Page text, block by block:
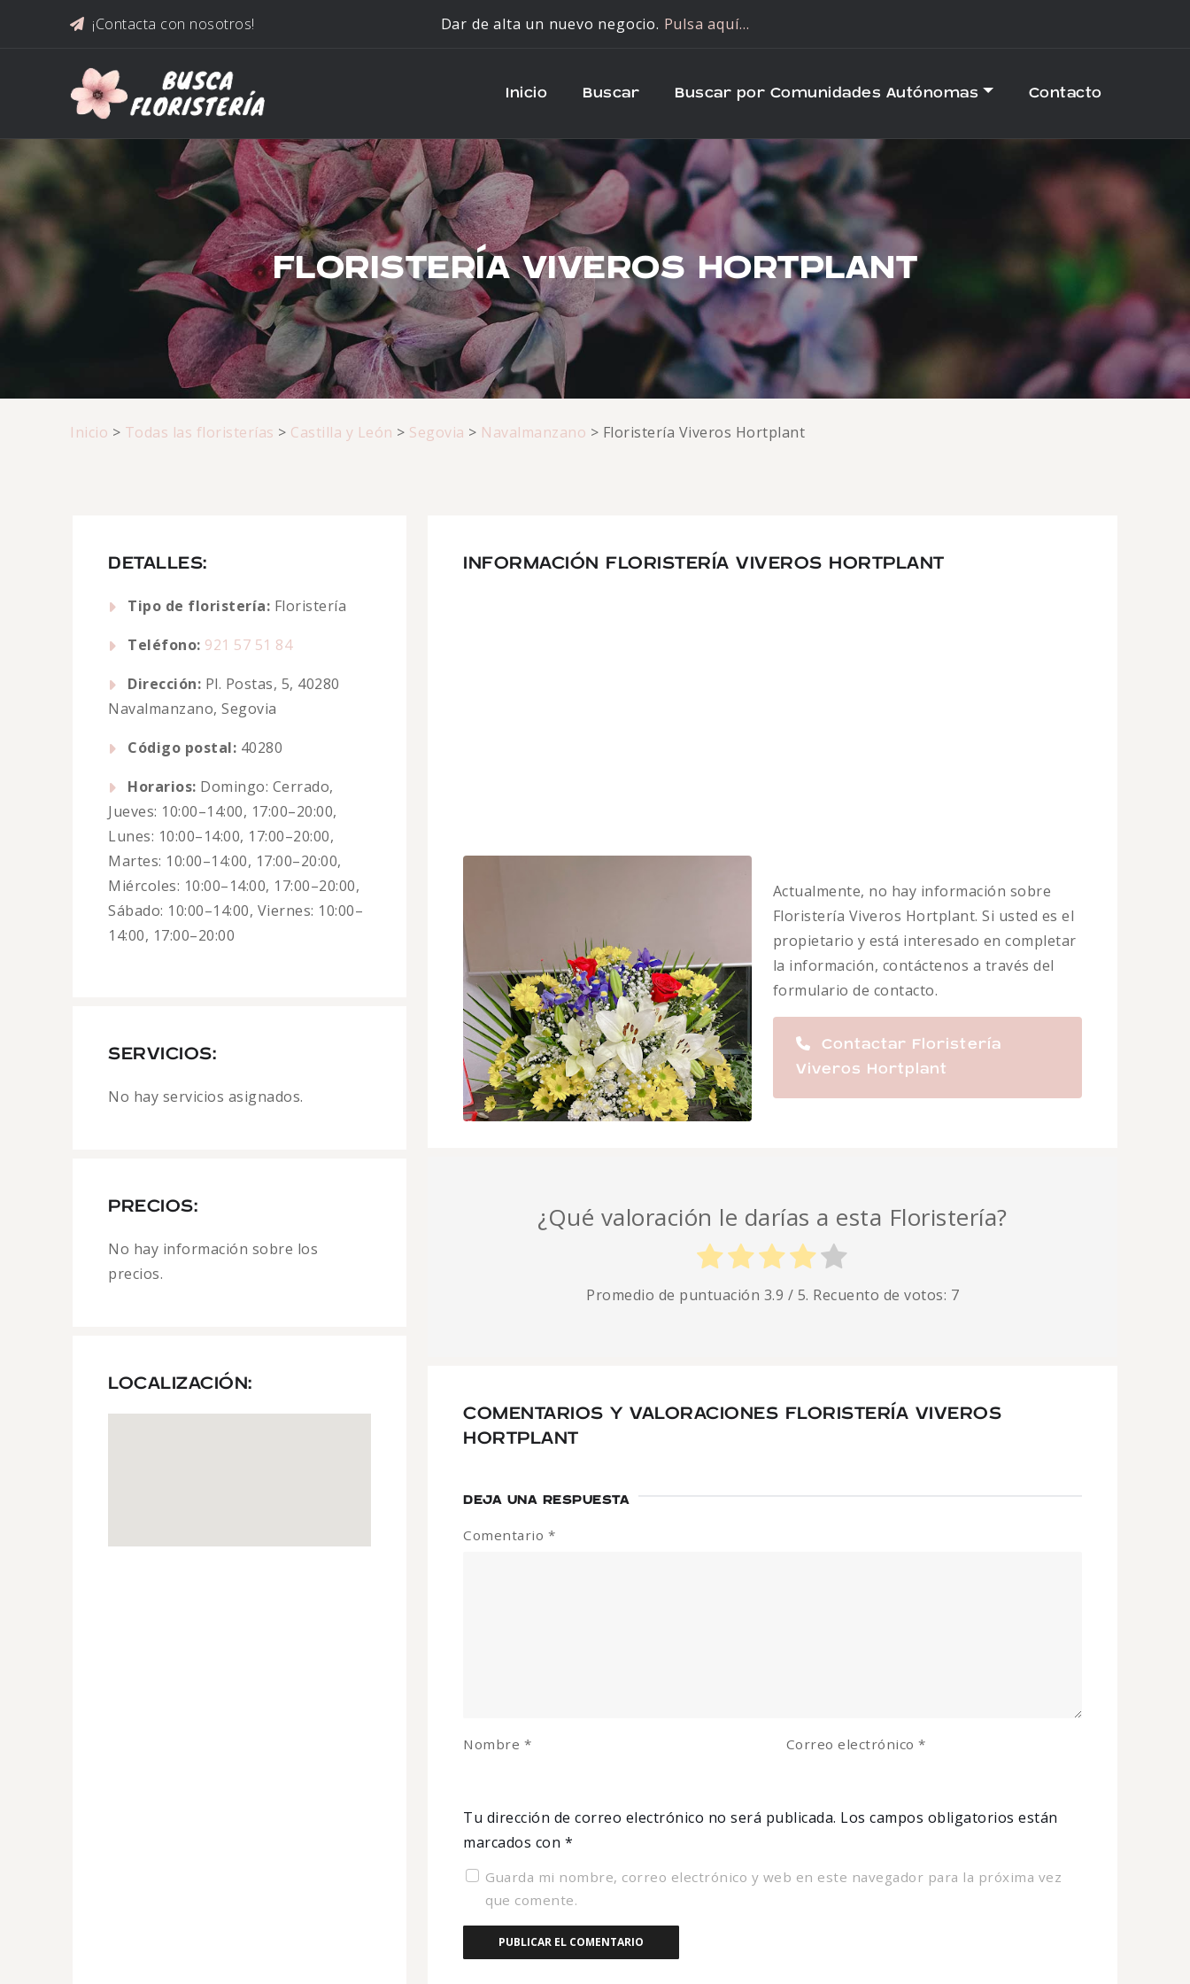
¡Contacta con nosotros! Dar de alta un nuevo negocio. Pulsa aquí…
Inicio Buscar Buscar por Comunidades Autónomas Contacto
FLORISTERÍA VIVEROS HORTPLANT
Inicio > Todas las floristerías > Castilla y León > Segovia > Navalmanzano > Floristería Viveros Hortplant
DETALLES:
Tipo de floristería: Floristería
Teléfono: 921 57 51 84
Dirección: Pl. Postas, 5, 40280
Navalmanzano, Segovia
Código postal: 40280
Horarios: Domingo: Cerrado,
Jueves: 10:00–14:00, 17:00–20:00,
Lunes: 10:00–14:00, 17:00–20:00,
Martes: 10:00–14:00, 17:00–20:00,
Miércoles: 10:00–14:00, 17:00–20:00,
Sábado: 10:00–14:00, Viernes: 10:00–
14:00, 17:00–20:00
SERVICIOS:
No hay servicios asignados.
PRECIOS:
No hay información sobre los
precios.
LOCALIZACIÓN:
INFORMACIÓN FLORISTERÍA VIVEROS HORTPLANT
Actualmente, no hay información sobre
Floristería Viveros Hortplant. Si usted es el
propietario y está interesado en completar
la información, contáctenos a través del
formulario de contacto.
Contactar Floristería
Viveros Hortplant
¿Qué valoración le darías a esta Floristería?
Promedio de puntuación 3.9 / 5. Recuento de votos: 7
COMENTARIOS Y VALORACIONES FLORISTERÍA VIVEROS
HORTPLANT
DEJA UNA RESPUESTA
Tu dirección de correo electrónico no será publicada. Los campos obligatorios están
marcados con *
Comentario *
Nombre * Correo electrónico*
Guarda mi nombre, correo electrónico y web en este navegador para la próxima vez
que comente.